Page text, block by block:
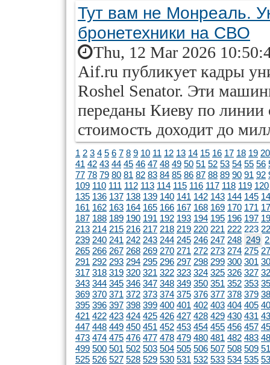
Тут вам не Монреаль.
бронетехники на СВО
Thu, 12 Mar 2026
Aif.ru публикует кадры
Roshel Senator. Эти
переданы Киеву по
стоимость доходит до
1 2 3 4 5 6 7 8 9 10 11 12 13 14 15 16 17 18 19 20
41 42 43 44 45 46 47 48 49 50 51 52 53 54 55 56
77 78 79 80 81 82 83 84 85 86 87 88 89 90 91 92
109 110 111 112 113 114 115 116 117 118 119 120
135 136 137 138 139 140 141 142 143 144 145
161 162 163 164 165 166 167 168 169 170 171
187 188 189 190 191 192 193 194 195 196 197
213 214 215 216 217 218 219 220 221 222 223
239 240 241 242 243 244 245 246 247 248 249
265 266 267 268 269 270 271 272 273 274 275
291 292 293 294 295 296 297 298 299 300 301
317 318 319 320 321 322 323 324 325 326 327
343 344 345 346 347 348 349 350 351 352 353
369 370 371 372 373 374 375 376 377 378 379
395 396 397 398 399 400 401 402 403 404 405
421 422 423 424 425 426 427 428 429 430 431
447 448 449 450 451 452 453 454 455 456 457
473 474 475 476 477 478 479 480 481 482 483
499 500 501 502 503 504 505 506 507 508 509
525 526 527 528 529 530 531 532 533 534 535